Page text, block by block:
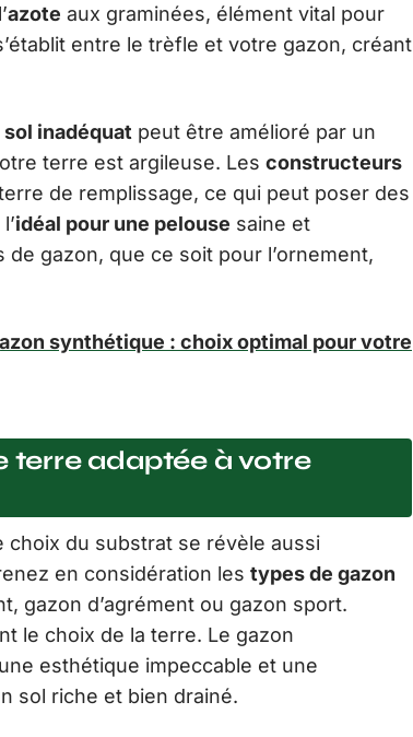
azote aux graminées, élément vital pour
entre le trèfle et votre gazon, créant
sol inadéquat peut être amélioré par un
terre est argileuse. Les constructeurs
de remplissage, ce qui peut poser des
idéal pour une pelouse saine et
gazon, que ce soit pour l’ornement,
synthétique : choix optimal pour votre
terre adaptée à votre
choix du substrat se révèle aussi
en considération les types de gazon
gazon d’agrément ou gazon sport.
le choix de la terre. Le gazon
esthétique impeccable et une
sol riche et bien drainé.